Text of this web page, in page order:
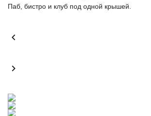
Паб, бистро и клуб под одной крышей.

